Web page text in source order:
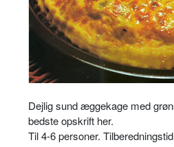
Dejlig sund æggekage med
bedste opskrift her.
Til 4-6 personer.